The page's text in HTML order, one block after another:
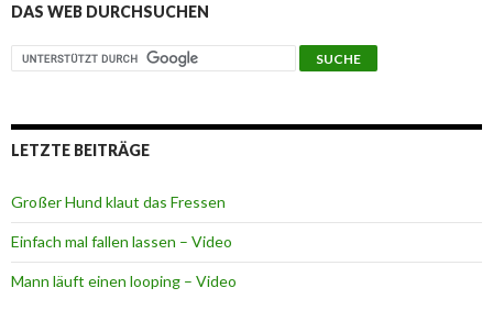
DAS WEB DURCHSUCHEN
LETZTE BEITRÄGE
Großer Hund klaut das Fressen
Einfach mal fallen lassen – Video
Mann läuft einen looping – Video